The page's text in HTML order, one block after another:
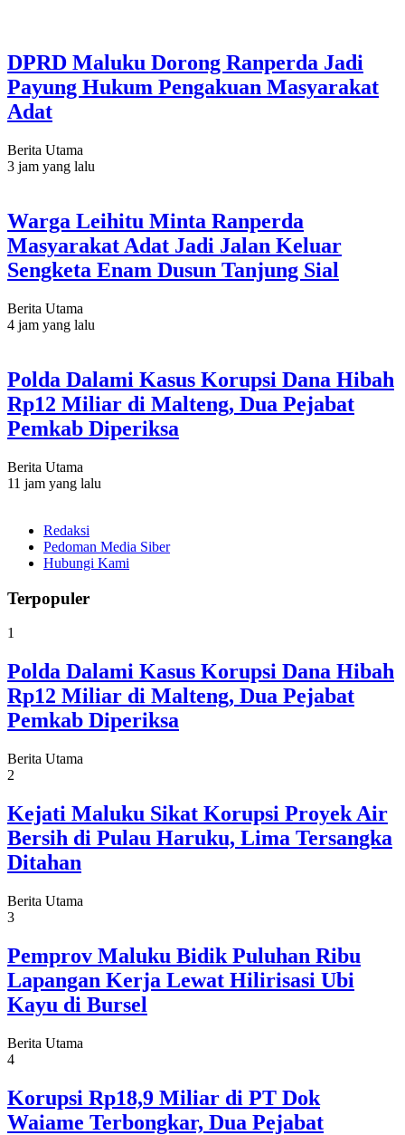
DPRD Maluku Dorong Ranperda Jadi
Payung Hukum Pengakuan Masyarakat
Adat
Berita Utama
3 jam yang lalu
Warga Leihitu Minta Ranperda
Masyarakat Adat Jadi Jalan Keluar
Sengketa Enam Dusun Tanjung Sial
Berita Utama
4 jam yang lalu
Polda Dalami Kasus Korupsi Dana Hibah
Rp12 Miliar di Malteng, Dua Pejabat
Pemkab Diperiksa
Berita Utama
11 jam yang lalu
Redaksi
Pedoman Media Siber
Hubungi Kami
Terpopuler
1
Polda Dalami Kasus Korupsi Dana Hibah
Rp12 Miliar di Malteng, Dua Pejabat
Pemkab Diperiksa
Berita Utama
2
Kejati Maluku Sikat Korupsi Proyek Air
Bersih di Pulau Haruku, Lima Tersangka
Ditahan
Berita Utama
3
Pemprov Maluku Bidik Puluhan Ribu
Lapangan Kerja Lewat Hilirisasi Ubi
Kayu di Bursel
Berita Utama
4
Korupsi Rp18,9 Miliar di PT Dok
Waiame Terbongkar, Dua Pejabat